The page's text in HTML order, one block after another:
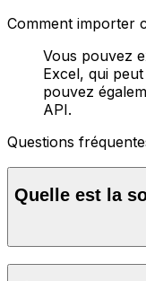
Comment importer
Vous pouvez
Excel, qui
pouvez
API.
Questions
Quelle est la